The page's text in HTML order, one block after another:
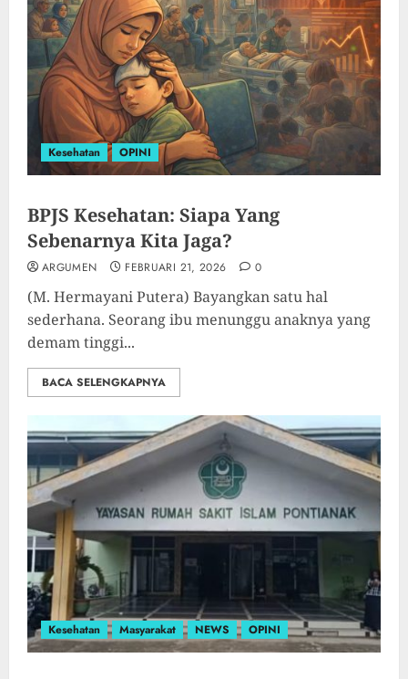
Kesehatan OPINI
BPJS Kesehatan: Siapa Yang
Sebenarnya Kita Jaga?
ARGUMEN FEBRUARI 21, 2026 0
(M. Hermayani Putera) Bayangkan satu hal
sederhana. Seorang ibu menunggu anaknya yang
demam tinggi...
BACA SELENGKAPNYA
Kesehatan Masyarakat NEWS OPINI